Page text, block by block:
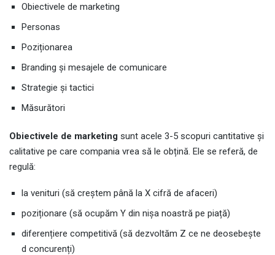
Obiectivele de marketing
Personas
Poziționarea
Branding și mesajele de comunicare
Strategie și tactici
Măsurători
Obiectivele de marketing sunt acele 3-5 scopuri cantitative și
calitative pe care compania vrea să le obțină. Ele se referă, de
regulă:
la venituri (să creștem până la X cifră de afaceri)
poziționare (să ocupăm Y din nișa noastră pe piață)
diferențiere competitivă (să dezvoltăm Z ce ne deosebește
d concurenți)